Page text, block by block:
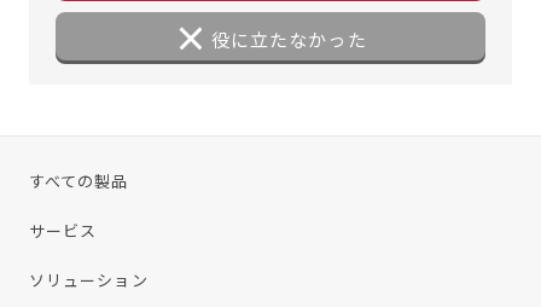
役に立たなかった
すべての製品
サービス
ソリューション